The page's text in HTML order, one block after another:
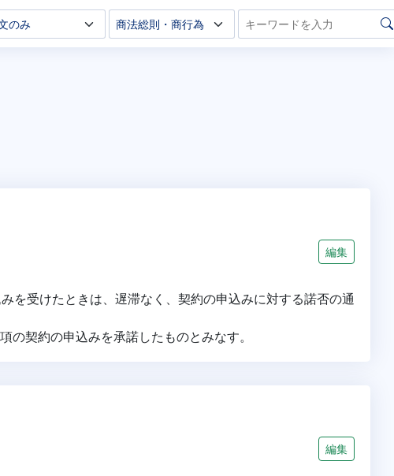
編集
受けたときは、遅滞なく、契約の申込みに対する諾否の通
契約の申込みを承諾したものとみなす。
編集